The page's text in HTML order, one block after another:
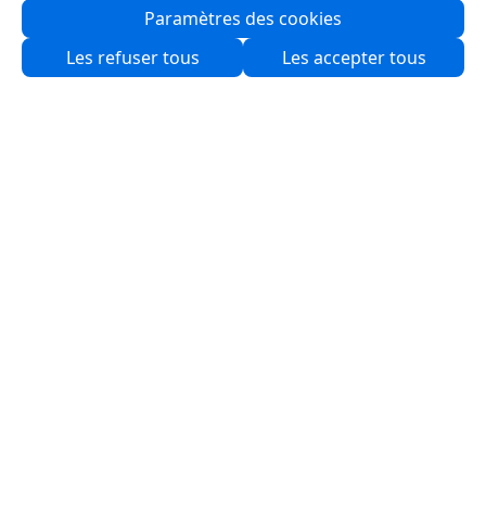
Paramètres des cookies
Les refuser tous
Les accepter tous
Qui sommes-nous ?